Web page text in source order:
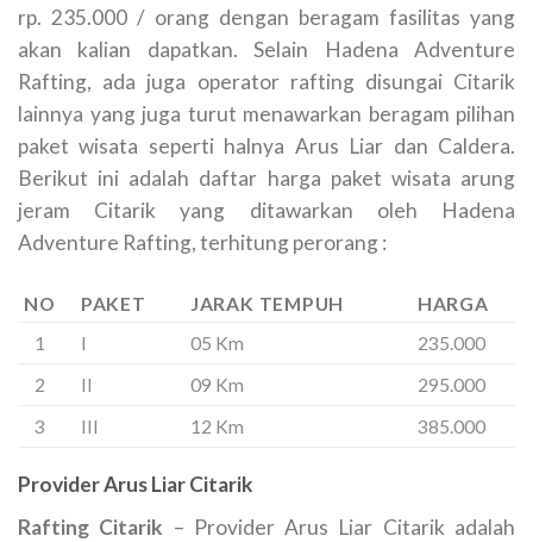
rp. 235.000 / orang dengan beragam fasilitas yang
akan kalian dapatkan. Selain Hadena Adventure
Rafting, ada juga operator rafting disungai Citarik
lainnya yang juga turut menawarkan beragam pilihan
paket wisata seperti halnya Arus Liar dan Caldera.
Berikut ini adalah daftar harga paket wisata arung
jeram Citarik yang ditawarkan oleh Hadena
Adventure Rafting, terhitung perorang :
NO PAKET JARAK TEMPUH
HARGA
1
I 05 Km
235.000
2
II 09 Km
295.000
3
III 12 Km 385.000
Provider Arus Liar Citarik
Rafting Citarik – Provider Arus Liar Citarik adalah